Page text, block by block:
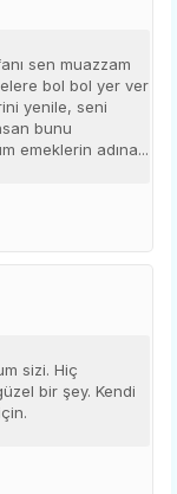
sen muazzam
bol bol yer ver
yenile, seni
bunu
emeklerin adına...
sizi. Hiç
bir şey. Kendi